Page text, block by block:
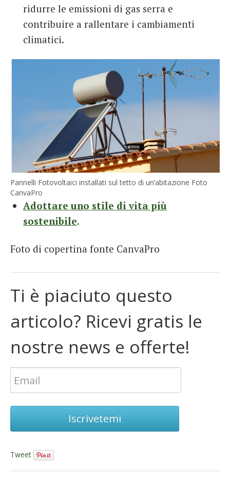
ridurre le emissioni di gas serra e
contribuire a rallentare i cambiamenti
climatici.
Pannelli Fotovoltaici installati sul tetto di un’abitazione Foto
CanvaPro
Adottare uno stile di vita più
sostenibile.
Foto di copertina fonte CanvaPro
Ti è piaciuto questo
articolo? Ricevi gratis le
nostre news e offerte!
Iscrivetemi
Tweet